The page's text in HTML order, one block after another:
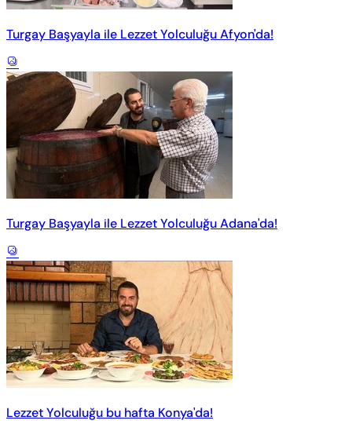
Turgay Başyayla ile Lezzet Yolculuğu Afyon'da!
Turgay Başyayla ile Lezzet Yolculuğu Adana'da!
Lezzet Yolculuğu bu hafta Konya'da!